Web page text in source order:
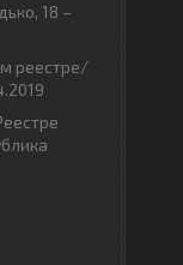
18 –
реестре/